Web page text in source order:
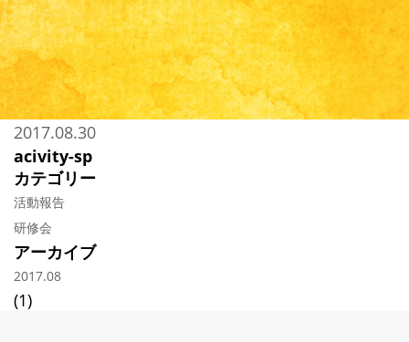
2017.08.30
acivity-sp
カテゴリー
活動報告
研修会
アーカイブ
2017.08
(1)